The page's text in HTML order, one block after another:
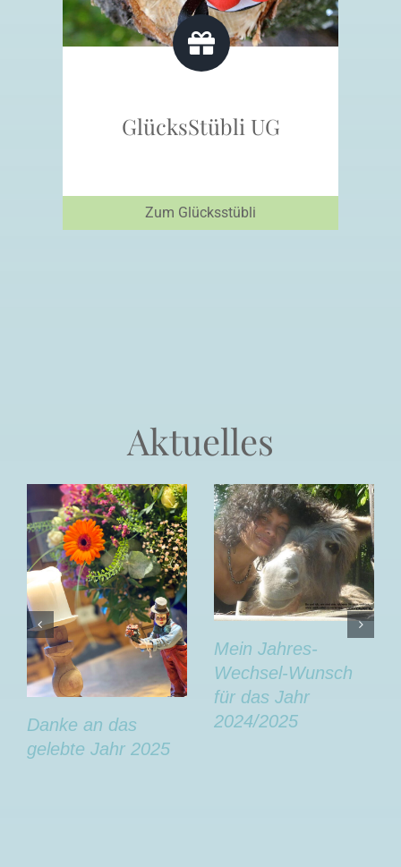
GlücksStübli UG
Zum Glücksstübli
Aktuelles
Danke an das
gelebte Jahr 2025
Mein Jahres-
Wechsel-Wunsch
für das Jahr
2024/2025